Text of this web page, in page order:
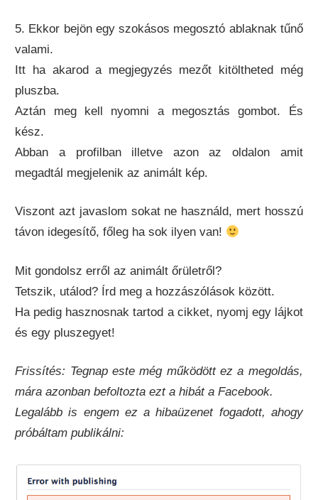
5. Ekkor bejön egy szokásos megosztó ablaknak tűnő
valami.
Itt ha akarod a megjegyzés mezőt kitöltheted még
pluszba.
Aztán meg kell nyomni a megosztás gombot. És
kész.
Abban a profilban illetve azon az oldalon amit
megadtál megjelenik az animált kép.
Viszont azt javaslom sokat ne használd, mert hosszú
távon idegesítő, főleg ha sok ilyen van!
Mit gondolsz erről az animált őrületről?
Tetszik, utálod? Írd meg a hozzászólások között.
Ha pedig hasznosnak tartod a cikket, nyomj egy lájkot
és egy pluszegyet!
Frissítés: Tegnap este még működött ez a megoldás,
mára azonban befoltozta ezt a hibát a Facebook.
Legalább is engem ez a hibaüzenet fogadott, ahogy
próbáltam publikálni: